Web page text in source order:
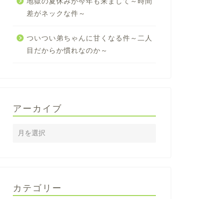
差がネックな件～
ついつい弟ちゃんに甘くなる件～二人
目だからか慣れなのか～
アーカイブ
カテゴリー